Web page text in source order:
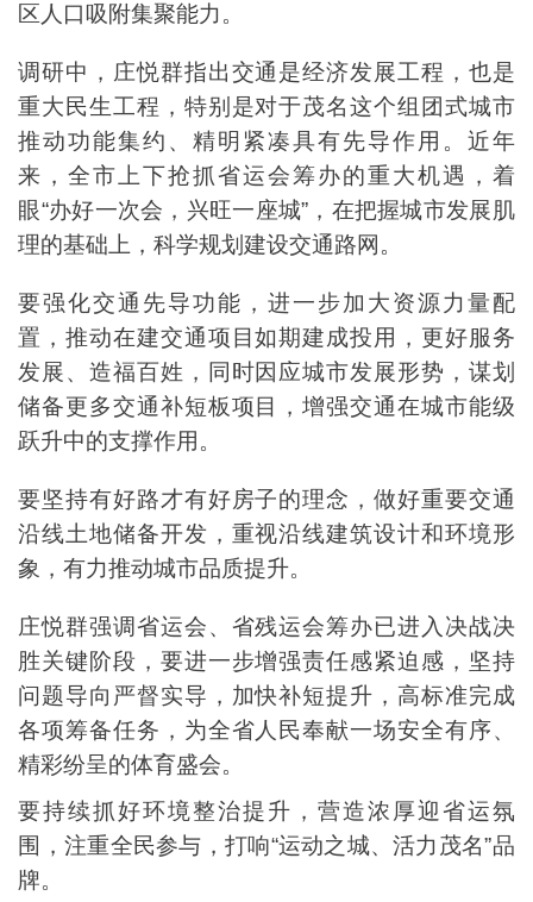
区人口吸附集聚能力。
调研中，庄悦群指出交通是经济发展工程，也是
重大民生工程，特别是对于茂名这个组团式城市
推动功能集约、精明紧凑具有先导作用。近年
来，全市上下抢抓省运会筹办的重大机遇，着
眼“办好一次会，兴旺一座城”，在把握城市发展肌
理的基础上，科学规划建设交通路网。
要强化交通先导功能，进一步加大资源力量配
置，推动在建交通项目如期建成投用，更好服务
发展、造福百姓，同时因应城市发展形势，谋划
储备更多交通补短板项目，增强交通在城市能级
跃升中的支撑作用。
要坚持有好路才有好房子的理念，做好重要交通
沿线土地储备开发，重视沿线建筑设计和环境形
象，有力推动城市品质提升。
庄悦群强调省运会、省残运会筹办已进入决战决
胜关键阶段，要进一步增强责任感紧迫感，坚持
问题导向严督实导，加快补短提升，高标准完成
各项筹备任务，为全省人民奉献一场安全有序、
精彩纷呈的体育盛会。
要持续抓好环境整治提升，营造浓厚迎省运氛
围，注重全民参与，打响“运动之城、活力茂名”品
牌。